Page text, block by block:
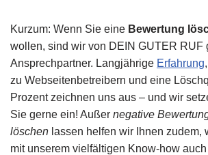
Kurzum: Wenn Sie eine Bewertung
wollen, sind wir von DEIN GUTER RUF
Ansprechpartner. Langjährige Erfahrung
zu Webseitenbetreibern und eine
Prozent zeichnen uns aus – und wir
Sie gerne ein! Außer negative
löschen lassen helfen wir Ihnen zudem,
mit unserem vielfältigen Know-how